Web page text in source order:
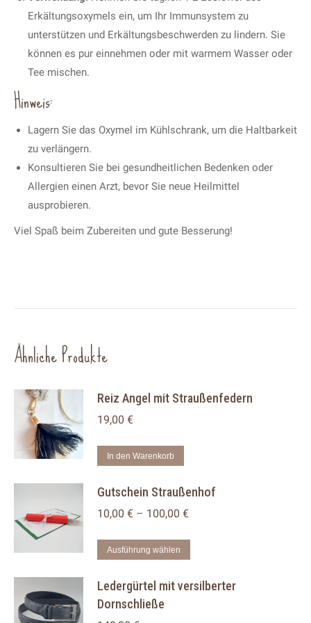
Erkältungsoxymels ein, um Ihr Immunsystem zu
unterstützen und Erkältungsbeschwerden zu lindern. Sie
können es pur einnehmen oder mit warmem Wasser oder
Tee mischen.
Hinweis:
Lagern Sie das Oxymel im Kühlschrank, um die Haltbarkeit
zu verlängern.
Konsultieren Sie bei gesundheitlichen Bedenken oder
Allergien einen Arzt, bevor Sie neue Heilmittel
ausprobieren.
Viel Spaß beim Zubereiten und gute Besserung!
Ähnliche Produkte
Reiz Angel mit Straußenfedern
19,00 €
In den Warenkorb
Gutschein Straußenhof
10,00 € – 100,00 €
Ausführung wählen
weist
Ledergürtel mit versilberter
Dornschließe